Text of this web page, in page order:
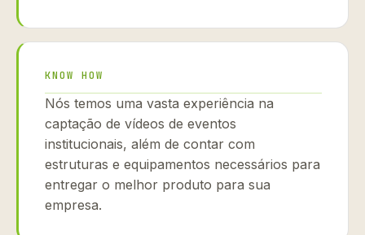
KNOW HOW
Nós temos uma vasta experiência na
captação de vídeos de eventos
institucionais, além de contar com
estruturas e equipamentos necessários para
entregar o melhor produto para sua
empresa.